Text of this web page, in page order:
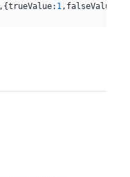
,{trueValue: 1 ,falseValue: